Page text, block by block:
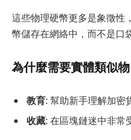
這些物理硬幣更多是象徵性
幣儲存在網絡中，而不是口
為什麼需要實體類似物
教育: 幫助新手理解加密
收藏: 在區塊鏈迷中非常